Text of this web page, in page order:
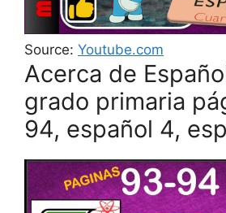
Source: Youtube.com
Acerca de
grado primaria
94, español 4,